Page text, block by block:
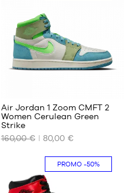
NOS
DISPONIBLES
Air Jordan 1 Zoom CMFT 2
Women Cerulean Green
Strike
160,00 €
80,00 €
PROMO -50%